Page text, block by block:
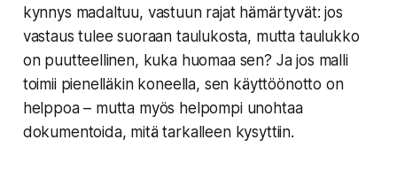
kynnys madaltuu, vastuun rajat hämärtyvät: jos
vastaus tulee suoraan taulukosta, mutta taulukko
on puutteellinen, kuka huomaa sen? Ja jos malli
toimii pienelläkin koneella, sen käyttöönotto on
helppoa – mutta myös helpompi unohtaa
dokumentoida, mitä tarkalleen kysyttiin.